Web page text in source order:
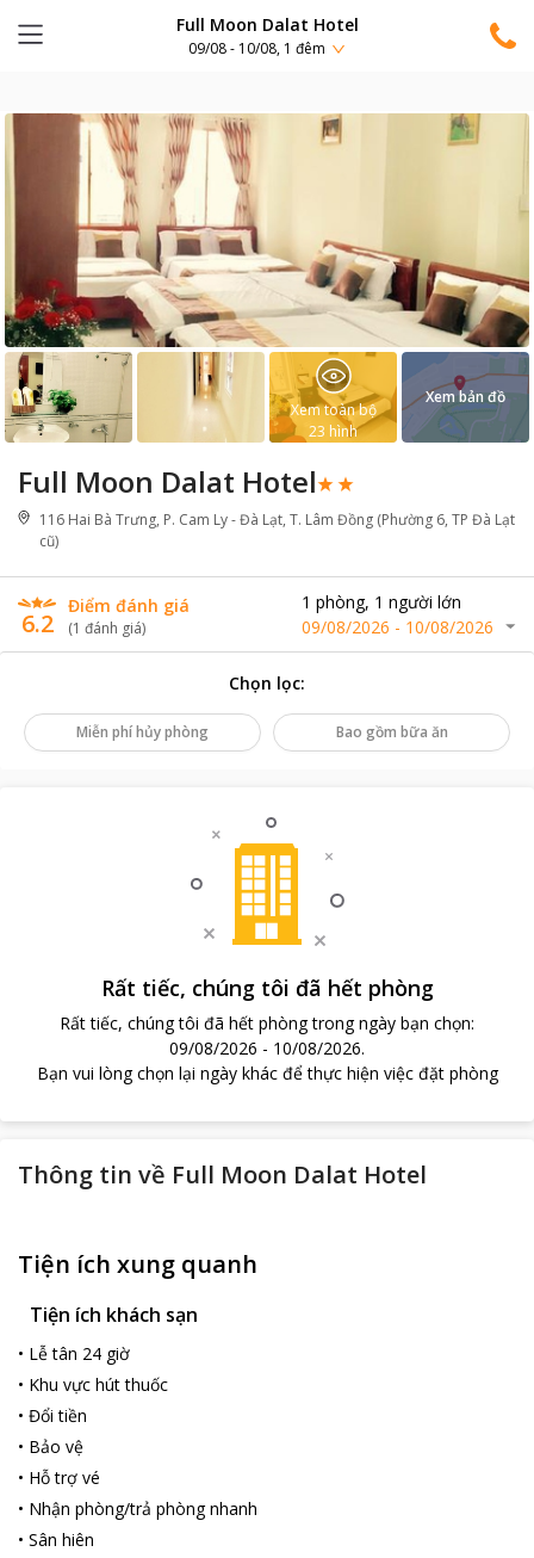
Full Moon Dalat Hotel
09/08 - 10/08, 1 đêm
Full Moon Dalat Hotel
116 Hai Bà Trưng, P. Cam Ly - Đà Lạt, T. Lâm Đồng (Phường 6, TP Đà Lạt
cũ)
6.2
Điểm đánh giá
(1 đánh giá)
1 phòng, 1 người lớn
09/08/2026 - 10/08/2026
Xem toàn bộ
23 hình
Xem bản đồ
Chọn lọc:
Miễn phí hủy phòng Bao gồm bữa ăn
Rất tiếc, chúng tôi đã hết phòng
Rất tiếc, chúng tôi đã hết phòng trong ngày bạn chọn:
09/08/2026 - 10/08/2026.
Bạn vui lòng chọn lại ngày khác để thực hiện việc đặt phòng
Thông tin về Full Moon Dalat Hotel
Tiện ích xung quanh
Tiện ích khách sạn
• Lễ tân 24 giờ
• Khu vực hút thuốc
• Đổi tiền
• Bảo vệ
• Hỗ trợ vé
• Nhận phòng/trả phòng nhanh
• Sân hiên